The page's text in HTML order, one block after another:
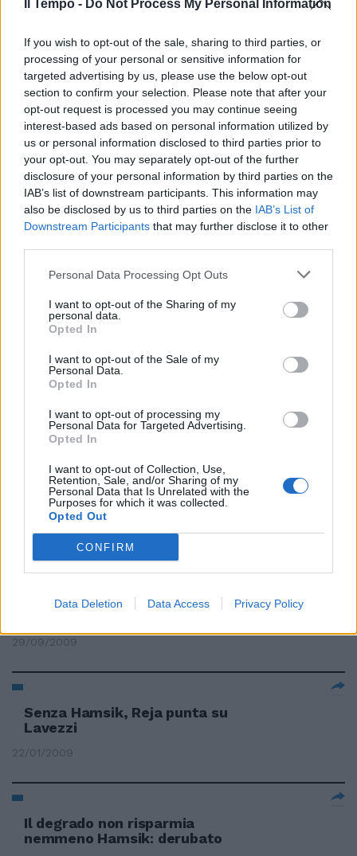
Il Tempo - Do Not Process My Personal Information
If you wish to opt-out of the sale, sharing to third parties, or
processing of your personal or sensitive information for
targeted advertising by us, please use the below opt-out
section to confirm your selection. Please note that after your
opt-out request is processed you may continue seeing
interest-based ads based on personal information utilized by
us or personal information disclosed to third parties prior to
your opt-out. You may separately opt-out of the further
disclosure of your personal information by third parties on the
IAB’s list of downstream participants. This information may
also be disclosed by us to third parties on the IAB’s List of
Downstream Participants that may further disclose it to other
Personal Data Processing Opt Outs
I want to opt-out of the Sharing of my
personal data.
Opted In
I want to opt-out of the Sale of my
Personal Data.
Opted In
I want to opt-out of processing my
Personal Data for Targeted Advertising.
Opted In
I want to opt-out of Collection, Use,
Retention, Sale, and/or Sharing of my
Personal Data that Is Unrelated with the
Purposes for which it was collected.
Opted Out
CONFIRM
Data Deletion Data Access Privacy Policy
Hamsik sfida gli All Whites
neozelandesi
20/06/2010
Lazio, passo in avanti
04/04/2010
Mazzarri punta su Lavezzi e
04/04/2010
Avanti con i gol di Baptista e
Napoli poi Hamsik realizza un
rigore dubbio. L'Inter torna a +7,
Milan a +3
07/03/2010
STATISTICHE Molto
probabilmente le statistiche
attribuiranno ad Hamsik, autore
Siena, un rigore sbagliato ed un
29/09/2009
Senza Hamsik, Reja punta su
Lavezzi
22/01/2009
Il degrado non risparmia
nemmeno Hamsik: derubato